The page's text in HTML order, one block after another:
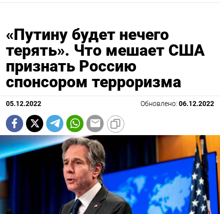
«Путину будет нечего
терять». Что мешает США
признать Россию
спонсором терроризма
05.12.2022 Обновлено: 06.12.2022